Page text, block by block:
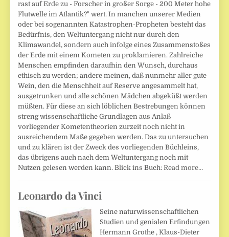
rast auf Erde zu - Forscher in großer Sorge - 200 Meter hohe
Flutwelle im Atlantik?" wert. In manchen unserer Medien
oder bei sogenannten Katastrophen-Propheten besteht das
Bedürfnis, den Weltuntergang nicht nur durch den
Klimawandel, sondern auch infolge eines Zusammenstoßes
der Erde mit einem Kometen zu proklamieren. Zahlreiche
Menschen empfinden daraufhin den Wunsch, durchaus
ethisch zu werden; andere meinen, daß nunmehr aller gute
Wein, den die Menschheit auf Reserve angesammelt hat,
ausgetrunken und alle schönen Mädchen abgeküßt werden
müßten. Für diese an sich löblichen Bestrebungen können
streng wissenschaftliche Grundlagen aus Anlaß
vorliegender Kometentheorien zurzeit noch nicht in
ausreichendem Maße gegeben werden. Das zu untersuchen
und zu klären ist der Zweck des vorliegenden Büchleins,
das übrigens auch nach dem Weltuntergang noch mit
Nutzen gelesen werden kann. Blick ins Buch: Read more…
Leonardo da Vinci
Seine naturwissenschaftlichen
Studien und genialen Erfindungen
Hermann Grothe , Klaus-Dieter